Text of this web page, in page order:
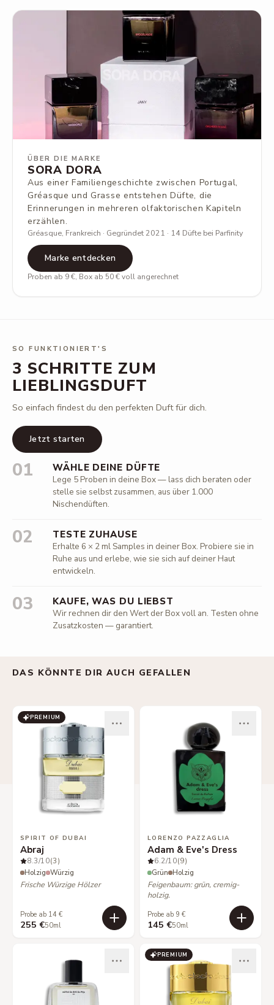
ÜBER DIE MARKE
SORA DORA
Aus einer Familiengeschichte zwischen Portugal,
Gréasque und Grasse entstehen Düfte, die
Erinnerungen in mehreren olfaktorischen Kapiteln
erzählen.
Gréasque, Frankreich · Gegründet 2021 · 14 Düfte bei Parfinity
Marke entdecken
Proben ab 9 €, Box ab 50 € voll angerechnet
SO FUNKTIONIERT'S
3 SCHRITTE ZUM
LIEBLINGSDUFT
So einfach findest du den perfekten Duft für dich.
Jetzt starten
01 WÄHLE DEINE DÜFTE
Lege 5 Proben in deine Box — lass dich beraten oder
stelle sie selbst zusammen, aus über 1.000
Nischendüften.
02 TESTE ZUHAUSE
Erhalte 6 × 2 ml Samples in deiner Box. Probiere sie in
Ruhe aus und erlebe, wie sie sich auf deiner Haut
entwickeln.
03 KAUFE, WAS DU LIEBST
Wir rechnen dir den Wert der Box voll an. Testen ohne
Zusatzkosten — garantiert.
DAS KÖNNTE DIR AUCH GEFALLEN
PREMIUM
SPIRIT OF DUBAI
Abraj
8.3/10(3)
Holzig Würzig
Frische Würzige Hölzer
Probe ab 14 €
255 €50ml
LORENZO PAZZAGLIA
Adam & Eve's Dress
6.2/10(9)
Grün Holzig
Feigenbaum: grün, cremig-
holzig.
Probe ab 9 €
145 €50ml
PREMIUM